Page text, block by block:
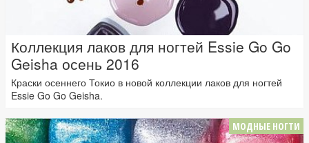
Коллекция лаков для ногтей Essie Go Go
Geisha осень 2016
Краски осеннего Токио в новой коллекции лаков для ногтей
Essie Go Go Geisha.
МОДНЫЕ НОГТИ